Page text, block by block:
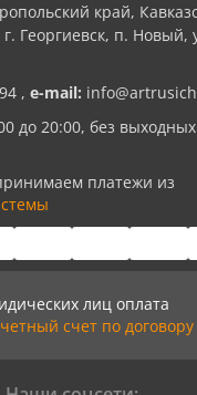
край,
Георгиевск, п. Новый,
, e-mail:
до 20:00, без выходных
платежи из
лиц оплата
счет по договору